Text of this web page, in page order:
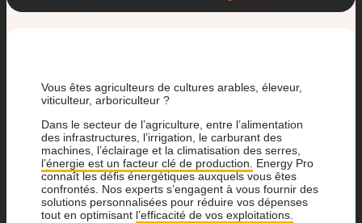
Vous êtes agriculteurs de cultures arables, éleveur,
viticulteur, arboriculteur ?
Dans le secteur de l’agriculture, entre l’alimentation
des infrastructures, l’irrigation, le carburant des
machines, l’éclairage et la climatisation des serres,
l’énergie est un facteur clé de production.
Energy Pro
connaît les défis énergétiques auxquels vous êtes
confrontés. Nos experts s’engagent à vous fournir des
solutions personnalisées pour réduire vos dépenses
tout en optimisant l’efficacité de vos exploitations.